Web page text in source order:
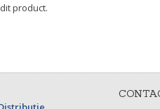
product.